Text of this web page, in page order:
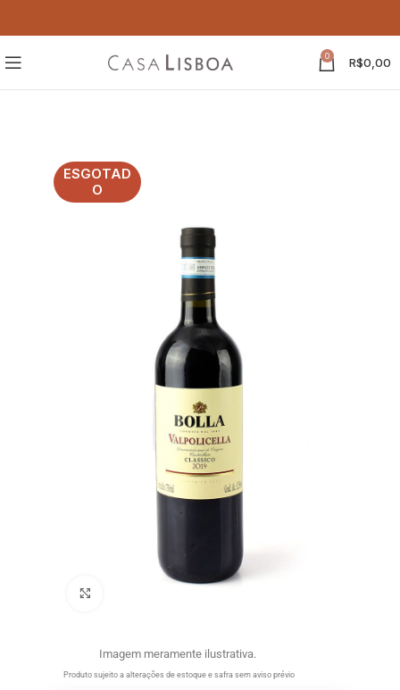
0 R$0,00
ESGOTAD
O
Imagem meramente ilustrativa.
Produto sujeito a alterações de estoque e safra sem aviso prévio